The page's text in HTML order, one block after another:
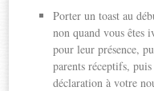
Porter un toast au
non quand vous êtes
pour leur présence,
parents réceptifs,
déclaration à votre